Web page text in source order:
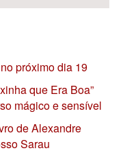
próximo dia 19
que Era Boa”
mágico e sensível
de Alexandre
Sarau